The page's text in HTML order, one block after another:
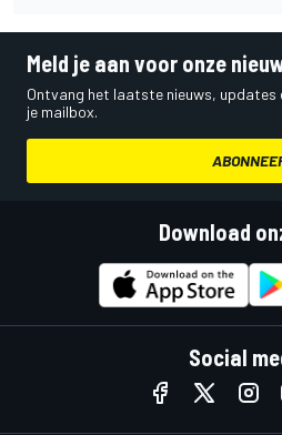
Meld je aan voor onze
Ontvang het laatste nieuws, updates
je mailbox.
Download
Social